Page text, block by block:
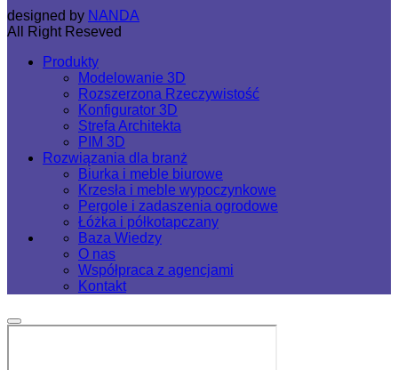
designed by NANDA
All Right Reseved
Produkty
Modelowanie 3D
Rozszerzona Rzeczywistość
Konfigurator 3D
Strefa Architekta
PIM 3D
Rozwiązania dla branż
Biurka i meble biurowe
Krzesła i meble wypoczynkowe
Pergole i zadaszenia ogrodowe
Łóżka i półkotapczany
Baza Wiedzy
O nas
Współpraca z agencjami
Kontakt